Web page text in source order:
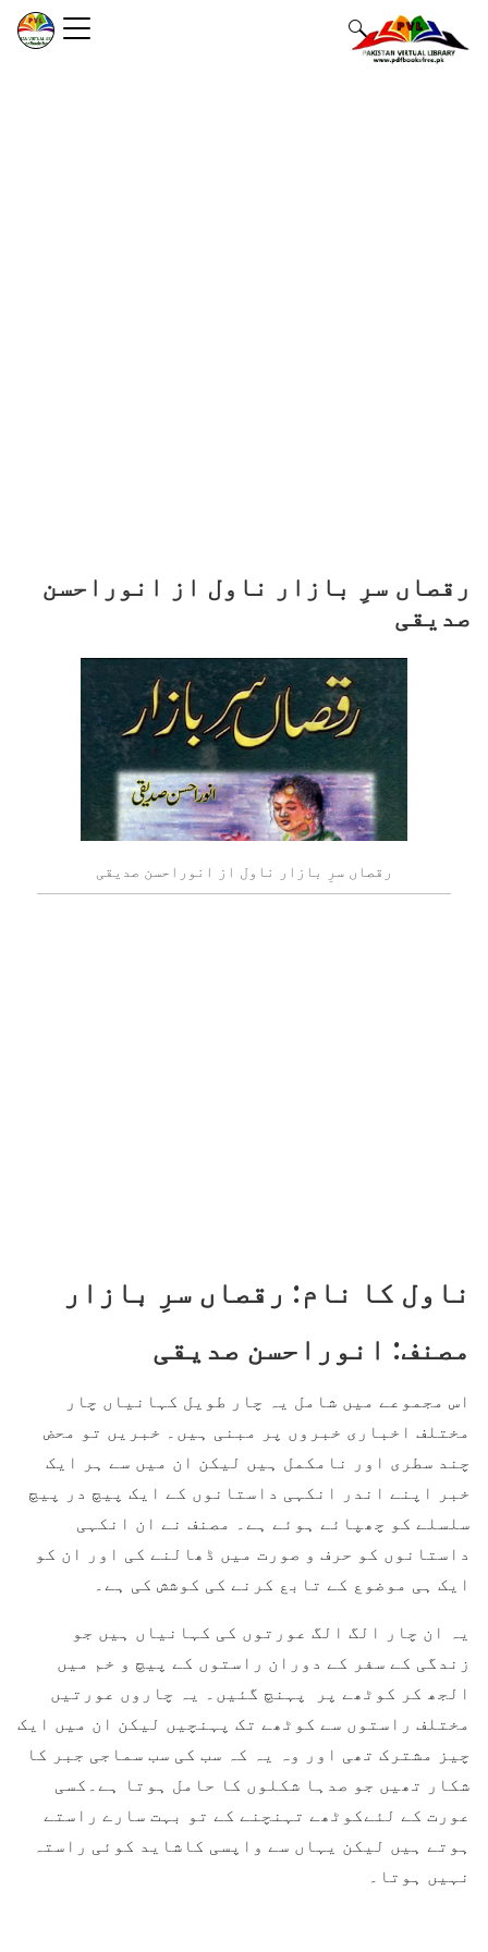
رقصاں سرِ بازار ناول از انوراحسن
صدیقی
رقصاں سرِ بازار ناول از انوراحسن صدیقی
ناول کا نام: رقصاں سرِ بازار
مصنف: انوراحسن صدیقی
اس مجموعے میں شامل یہ چار طویل کہانیاں چار
مختلف اخباری خبروں پر مبنی ہیں۔ خبریں تو محض
چند سطری اور نامکمل ہیں لیکن ان میں سے ہر ایک
خبر اپنے اندر انکہی داستانوں کے ایک پیچ در پیچ
سلسلے کو چھپائے ہوئے ہے۔ مصنف نے ان انکہی
داستانوں کو حرف و صورت میں ڈھالنے کی اور ان کو
ایک ہی موضوع کے تابع کرنے کی کوشش کی ہے۔
یہ ان چار الگ الگ عورتوں کی کہانیاں ہیں جو
زندگی کے سفر کے دوران راستوں کے پیچ و خم میں
الجھ کر کوٹھے پر پہنچ گئیں۔ یہ چاروں عورتیں
مختلف راستوں سے کوٹھے تک پہنچیں لیکن ان میں ایک
چیز مشترک تھی اور وہ یہ کہ سب کی سب سماجی جبر کا
شکار تھیں جو صدہا شکلوں کا حامل ہوتا ہے۔کسی
عورت کے لئےکوٹھے تہنچنے کے تو بہت سارے راستے
ہوتے ہیں لیکن یہاں سے واپسی کاشاید کوئی راستہ
نہیں ہوتا۔